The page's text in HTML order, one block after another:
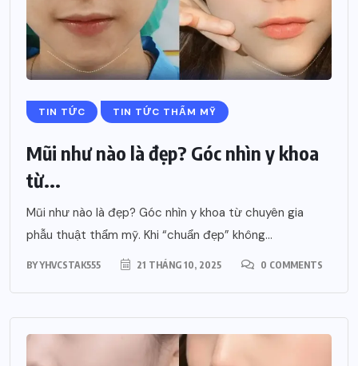
TIN TỨC TIN TỨC THẨM MỸ
Mũi như nào là đẹp? Góc nhìn y khoa
từ...
Mũi như nào là đẹp? Góc nhìn y khoa từ chuyên gia
phẫu thuật thẩm mỹ. Khi “chuẩn đẹp” không...
BYYHVCSTAK555 21 THÁNG 10, 2025 0 COMMENTS